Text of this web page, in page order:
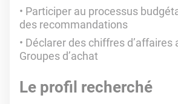
Participer au processus
des recommandations
Déclarer des chiffres d’affaires
Groupes d’achat
Le profil recherché